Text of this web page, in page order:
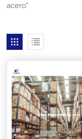
acero"